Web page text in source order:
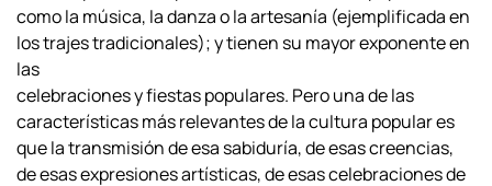
como la música, la danza o la artesanía (ejemplificada en
los trajes tradicionales); y tienen su mayor exponente en
las
celebraciones y fiestas populares. Pero una de las
características más relevantes de lacultura popular es
que la transmisión de esa sabiduría, de esas creencias,
de esasexpresiones artísticas, de esas celebraciones de